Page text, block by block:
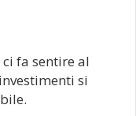
fa sentire al
si